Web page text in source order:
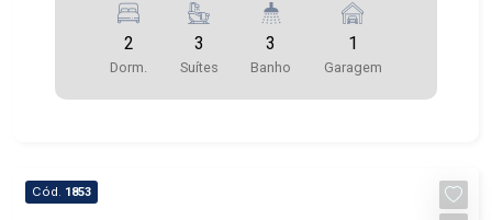
2
Dorm.
3
Suítes
3
Banho
1
Garagem
Cód. 1853